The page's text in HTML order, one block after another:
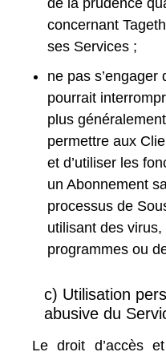
de la prudence
concernant
ses Services ;
ne pas
pourrait
plus
permettre aux
et d’utiliser les
un Abonnement
processus de
utilisant des
programmes ou
c) Utilisation
abusive du
Le droit d’accès